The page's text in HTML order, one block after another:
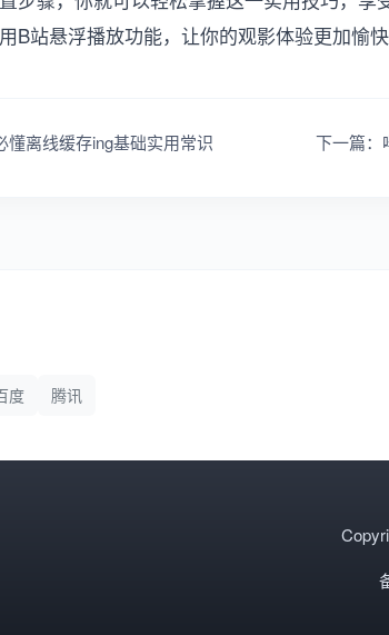
B站悬浮播放功能，让你的观影体验更加愉快
懂离线缓存ing基础实用常识 下一篇：
度 腾讯